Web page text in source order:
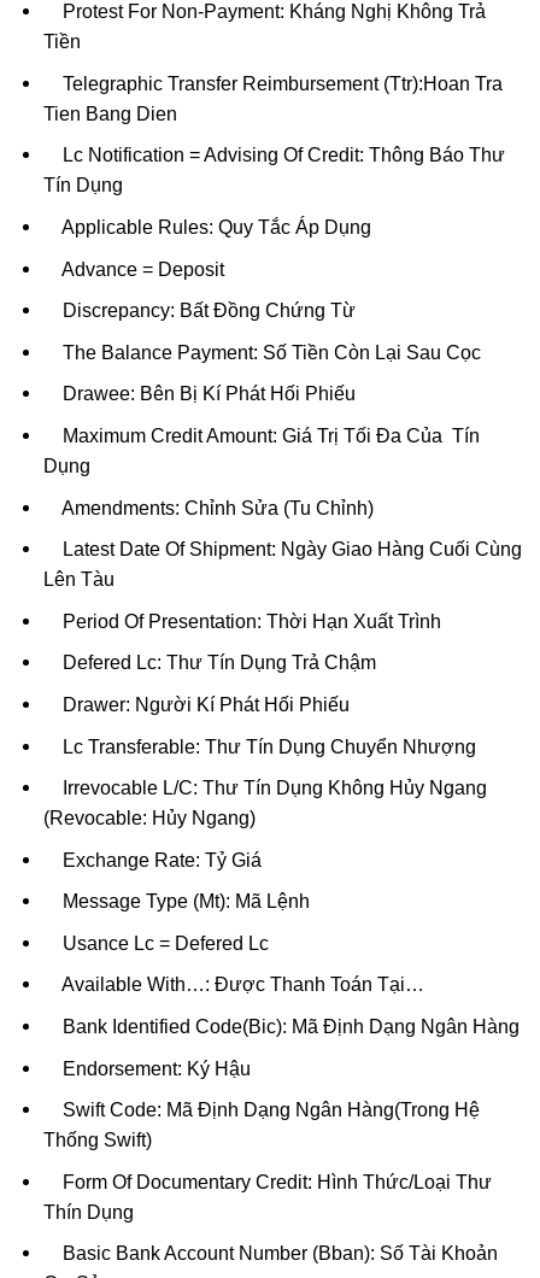
Protest For Non-Payment: Kháng Nghị Không Trả
Tiền
Telegraphic Transfer Reimbursement (Ttr):Hoan Tra
Tien Bang Dien
Lc Notification = Advising Of Credit: Thông Báo Thư
Tín Dụng
Applicable Rules: Quy Tắc Áp Dụng
Advance = Deposit
Discrepancy: Bất Đồng Chứng Từ
The Balance Payment: Số Tiền Còn Lại Sau Cọc
Drawee: Bên Bị Kí Phát Hối Phiếu
Maximum Credit Amount: Giá Trị Tối Đa Của Tín
Dụng
Amendments: Chỉnh Sửa (Tu Chỉnh)
Latest Date Of Shipment: Ngày Giao Hàng Cuối Cùng
Lên Tàu
Period Of Presentation: Thời Hạn Xuất Trình
Defered Lc: Thư Tín Dụng Trả Chậm
Drawer: Người Kí Phát Hối Phiếu
Lc Transferable: Thư Tín Dụng Chuyển Nhượng
Irrevocable L/C: Thư Tín Dụng Không Hủy Ngang
(Revocable: Hủy Ngang)
Exchange Rate: Tỷ Giá
Message Type (Mt): Mã Lệnh
Usance Lc = Defered Lc
Available With…: Được Thanh Toán Tại…
Bank Identified Code(Bic): Mã Định Dạng Ngân Hàng
Endorsement: Ký Hậu
Swift Code: Mã Định Dạng Ngân Hàng(Trong Hệ
Thống Swift)
Form Of Documentary Credit: Hình Thức/Loại Thư
Thín Dụng
Basic Bank Account Number (Bban): Số Tài Khoản